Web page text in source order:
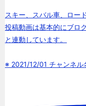
スキー、スバル車、ロー
投稿動画は基本的にブロ
と連動しています。
※ 2021/12/01 チャンネル